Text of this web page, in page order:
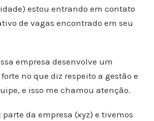
estou entrando em contato
de vagas encontrado em seu
empresa desenvolve um
no que diz respeito a gestão e
e isso me chamou atenção.
parte da empresa (xyz) e tivemos